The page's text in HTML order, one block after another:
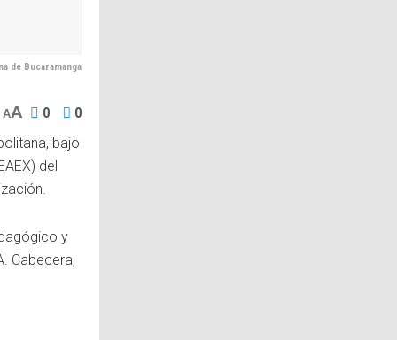
de Bucaramanga
AA 0
0
bajo
del
y
Cabecera,